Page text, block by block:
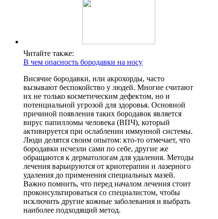
Читайте также:
В чем опасность бородавки на носу
Висячие бородавки, или акрохорды, часто
вызывают беспокойство у людей. Многие считают
их не только косметическим дефектом, но и
потенциальной угрозой для здоровья. Основной
причиной появления таких бородавок является
вирус папилломы человека (ВПЧ), который
активируется при ослаблении иммунной системы.
Люди делятся своим опытом: кто-то отмечает, что
бородавки исчезли сами по себе, другие же
обращаются к дерматологам для удаления. Методы
лечения варьируются от криотерапии и лазерного
удаления до применения специальных мазей.
Важно помнить, что перед началом лечения стоит
проконсультироваться со специалистом, чтобы
исключить другие кожные заболевания и выбрать
наиболее подходящий метод.